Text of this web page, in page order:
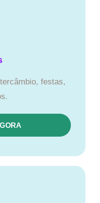
festas,